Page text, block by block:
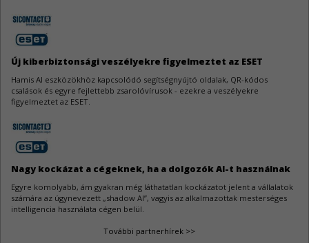
Go sérülékenységek
A Go jelentős mennyiségű sebezhetőség miatt kapott frissítést.
WeeChat sebezhetőségek
A WeeChat kapcsán három biztonsági hiba látott napvilágot.
AutoCAD sebezhetőségek
Az Autodesk AutoCAD szoftverek három biztonsági javítást kaptak.
Új kiberbiztonsági veszélyekre figyelmeztet az ESET
Hamis AI eszközökhöz kapcsolódó segítségnyújtó oldalak, QR-kódos
csalások és egyre fejlettebb zsarolóvírusok - ezekre a veszélyekre
figyelmeztet az ESET.
Nagy kockázat a cégeknek, ha a dolgozók AI-t használnak
Egyre komolyabb, ám gyakran még láthatatlan kockázatot jelent a vállalatok
számára az úgynevezett „shadow AI”, vagyis az alkalmazottak mesterséges
intelligencia használata cégen belül.
További partnerhírek >>